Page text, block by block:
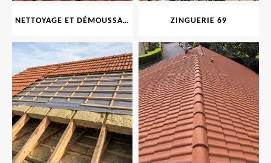
NETTOYAGE ET DÉMOUSSAGE DE TOITURE ET FAÇADE 69 ZINGUERIE 69